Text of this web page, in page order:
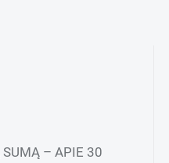
SUMĄ – APIE 30